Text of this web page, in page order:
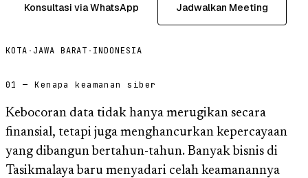
Konsultasi via WhatsApp Jadwalkan Meeting
KOTA · JAWA BARAT · INDONESIA
01 — Kenapa keamanan siber
Kebocoran data tidak hanya merugikan secara
finansial, tetapi juga menghancurkan kepercayaan
yang dibangun bertahun-tahun. Banyak bisnis di
Tasikmalaya baru menyadari celah keamanannya